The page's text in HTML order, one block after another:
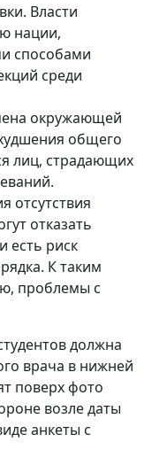
Власти
нации,
способами
среди
окружающей
общего
лиц, страдающих
отсутствия
отказать
есть риск
К таким
проблемы с
должна
врача в нижней
поверх фото
возле даты
анкеты с